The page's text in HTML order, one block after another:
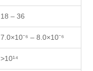
18 – 36
7.0×10⁻⁶ – 8.0×10⁻⁶
>10¹⁴